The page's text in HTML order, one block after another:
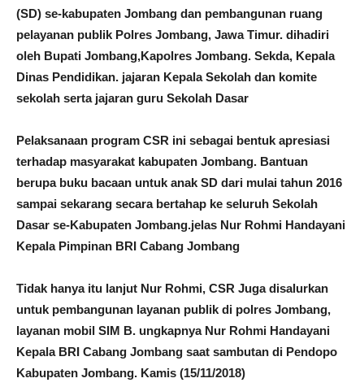
(SD) se-kabupaten Jombang dan pembangunan ruang
pelayanan publik Polres Jombang, Jawa Timur. dihadiri
oleh Bupati Jombang,Kapolres Jombang. Sekda, Kepala
Dinas Pendidikan. jajaran Kepala Sekolah dan komite
sekolah serta jajaran guru Sekolah Dasar
Pelaksanaan program CSR ini sebagai bentuk apresiasi
terhadap masyarakat kabupaten Jombang. Bantuan
berupa buku bacaan untuk anak SD dari mulai tahun 2016
sampai sekarang secara bertahap ke seluruh Sekolah
Dasar se-Kabupaten Jombang.jelas Nur Rohmi Handayani
Kepala Pimpinan BRI Cabang Jombang
Tidak hanya itu lanjut Nur Rohmi, CSR Juga disalurkan
untuk pembangunan layanan publik di polres Jombang,
layanan mobil SIM B. ungkapnya Nur Rohmi Handayani
Kepala BRI Cabang Jombang saat sambutan di Pendopo
Kabupaten Jombang. Kamis (15/11/2018)